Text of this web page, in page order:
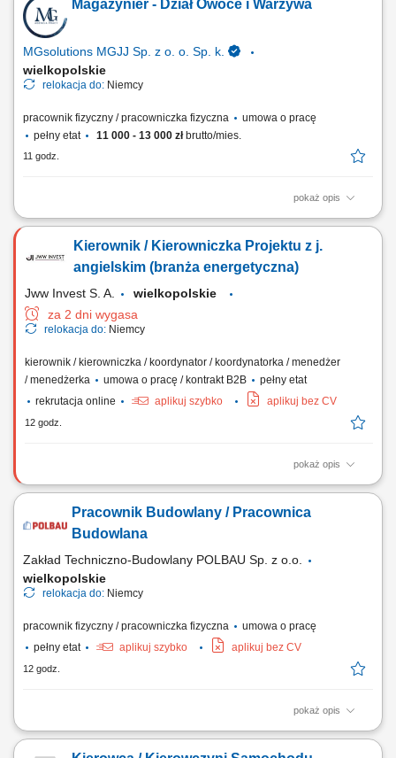
Przygotowywanie towaru do dalszej wysyłki; Proste prace pomocnicze
na terenie magazynu logistycznego;
Magazynier - Dział Owoce i Warzywa
MGsolutions MGJJ Sp. z o. o. Sp. k.
wielkopolskie
relokacja do: Niemcy
pracownik fizyczny / pracowniczka fizyczna
umowa o pracę
pełny etat
11 000 - 13 000 złbrutto/mies.
11 godz.
pokaż opis
Opis stanowiska Realizacja zamówień (Order Picker, Komisjonowanie)
systemie w języku polskim. Opieka polskojęzycznego Koordynatora i
szkoleniowca! Układanie towaru; Kontrola jakości; Inne proste prace na
Kierownik / Kierowniczka Projektu z j.
angielskim (branża energetyczna)
Jww Invest S. A.
wielkopolskie
za 2 dni wygasa
relokacja do: Niemcy
kierownik / kierowniczka / koordynator / koordynatorka / menedżer
/ menedżerka
umowa o pracę / kontrakt B2B
pełny etat
rekrutacja online
aplikuj szybko aplikuj bez CV
12 godz.
pokaż opis
Miejsce pracy: Projekty zarówno polskie jak i międzynarodowe Zakres
sektorze energetycznym. Koordynowanie pracy zespołów
wykonawczych oraz podwykonawców. Planowanie harmonogramów i
Pracownik Budowlany / Pracownica
Budowlana
Zakład Techniczno-Budowlany POLBAU Sp. z o.o.
wielkopolskie
relokacja do: Niemcy
pracownik fizyczny / pracowniczka fizyczna
umowa o pracę
pełny etat
aplikuj szybko aplikuj bez CV
12 godz.
pokaż opis
Zadania: Składanie i rozkładanie konstrukcji szalunkowych wiodących